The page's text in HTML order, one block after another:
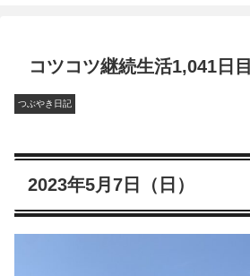
コツコツ継続生活1,041日目
つぶやき日記
2023年5月7日（日）